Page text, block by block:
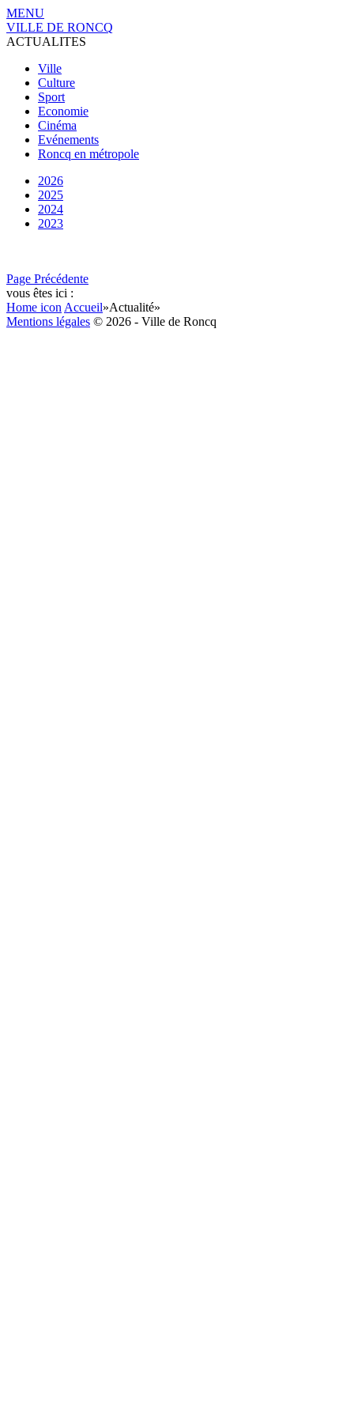
MENU
VILLE DE RONCQ
ACTUALITES
Ville
Culture
Sport
Economie
Cinéma
Evénements
Roncq en métropole
2026
2025
2024
2023
Page Précédente
vous êtes ici :
Home icon Accueil»Actualité»
Mentions légales © 2026 - Ville de Roncq